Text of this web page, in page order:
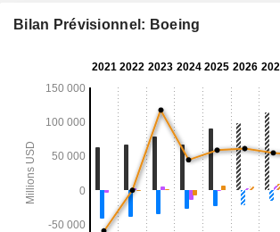
Bilan Prévisionnel: Boeing